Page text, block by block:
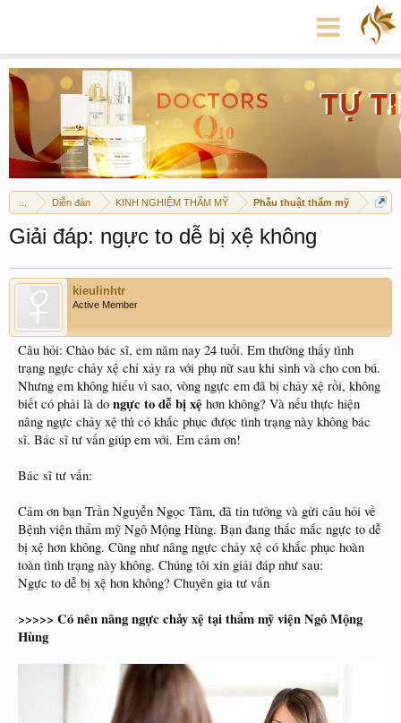
Diễn đàn KINH NGHIỆM THẨM MỸ Phẫu thuật thẩm mỹ
Giải đáp: ngực to dễ bị xệ không
kieulinhtr
Active Member
Câu hỏi: Chào bác sĩ, em năm nay 24 tuổi. Em thường thấy tình
trạng ngực chảy xệ chỉ xảy ra với phụ nữ sau khi sinh và cho con bú.
Nhưng em không hiểu vì sao, vòng ngực em đã bị chảy xệ rồi, không
biết có phải là do ngực to dễ bị xệ hơn không? Và nếu thực hiện
nâng ngực chảy xệ thì có khắc phục được tình trạng này không bác
sĩ. Bác sĩ tư vấn giúp em với. Em cảm ơn!
Bác sĩ tư vấn:
Cảm ơn bạn Trần Nguyễn Ngọc Tâm, đã tin tưởng và gửi câu hỏi về
Bệnh viện thẩm mỹ Ngô Mộng Hùng. Bạn đang thắc mắc ngực to dễ
bị xệ hơn không. Cũng như nâng ngực chảy xệ có khắc phục hoàn
toàn tình trạng này không. Chúng tôi xin giải đáp như sau:
Ngực to dễ bị xệ hơn không? Chuyên gia tư vấn
>>>>> Có nên nâng ngực chảy xệ tại thẩm mỹ viện Ngô Mộng
Hùng